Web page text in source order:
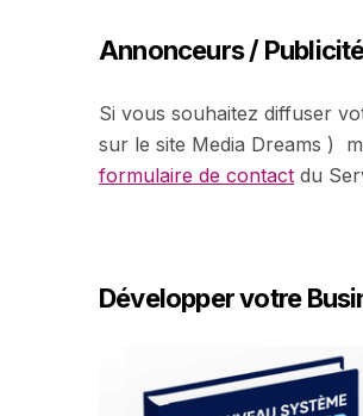
Annonceurs /
Si vous souhaitez diffuser
sur le site Media Dreams )
formulaire de contact du
Développer votre